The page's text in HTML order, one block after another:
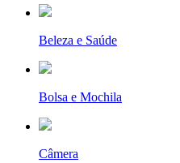
Beleza e Saúde
Bolsa e Mochila
Câmera